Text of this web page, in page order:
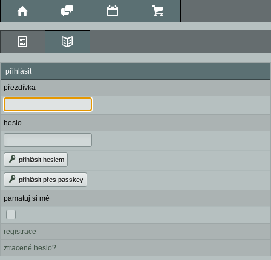
přihlásit
přezdívka
heslo
přihlásit heslem
přihlásit přes passkey
pamatuj si mě
registrace
ztracené heslo?